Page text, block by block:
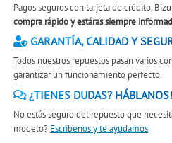
Pagos seguros con tarjeta de crédito,
compra rápido y estáras siempre
GARANTÍA, CALIDAD Y
Todos nuestros repuestos pasan varios
garantizar un funcionamiento perfecto.
¿TIENES DUDAS? HÁBLANOS!
No estás seguro del repuesto que
modelo? Escríbenos y te ayudamos